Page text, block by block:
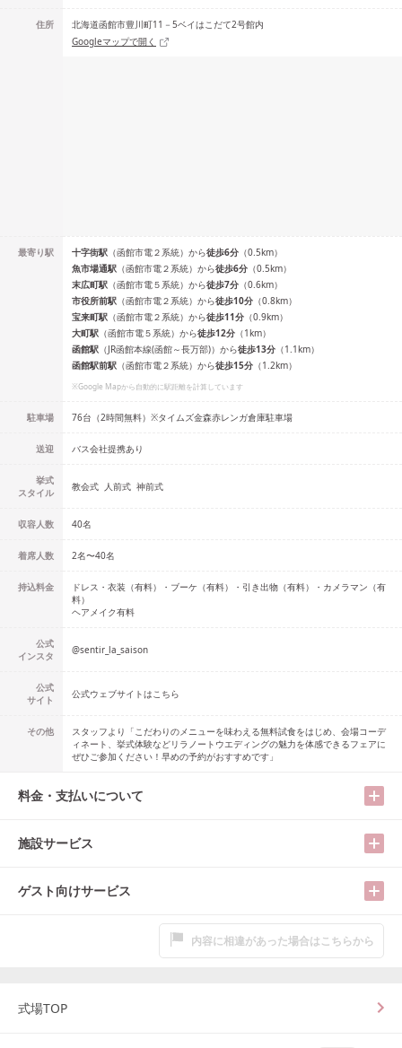
住所
北海道函館市豊川町11－5ベイはこだて2号館内
Googleマップで開く
最寄り駅 十字街駅 （函館市電２系統） から徒歩6分 （0.5km）
魚市場通駅 （函館市電２系統） から徒歩6分 （0.5km）
末広町駅 （函館市電５系統） から徒歩7分 （0.6km）
市役所前駅 （函館市電２系統） から徒歩10分 （0.8km）
宝来町駅 （函館市電２系統） から徒歩11分 （0.9km）
大町駅 （函館市電５系統） から徒歩12分 （1km）
函館駅 （JR函館本線(函館～長万部)） から徒歩13分 （1.1km）
函館駅前駅 （函館市電２系統） から徒歩15分 （1.2km）
※Google Mapから自動的に駅距離を計算しています
駐車場 76台（2時間無料）※タイムズ金森赤レンガ倉庫駐車場
送迎 バス会社提携あり
挙式
スタイル
教会式 人前式 神前式
収容人数 40名
着席人数 2名〜40名
持込料金
ドレス・衣装（有料）・ブーケ（有料）・引き出物（有料）・カメラマン（有
料）
ヘアメイク有料
公式
インスタ
@sentir_la_saison
公式
サイト
公式ウェブサイトはこちら
その他
スタッフより「こだわりのメニューを味わえる無料試食をはじめ、会場コーデ
ィネート、挙式体験などリラノートウエディングの魅力を体感できるフェアに
ぜひご参加ください！早めの予約がおすすめです」
料金・支払いについて
施設サービス
ゲスト向けサービス
内容に相違があった場合はこちらから
式場TOP